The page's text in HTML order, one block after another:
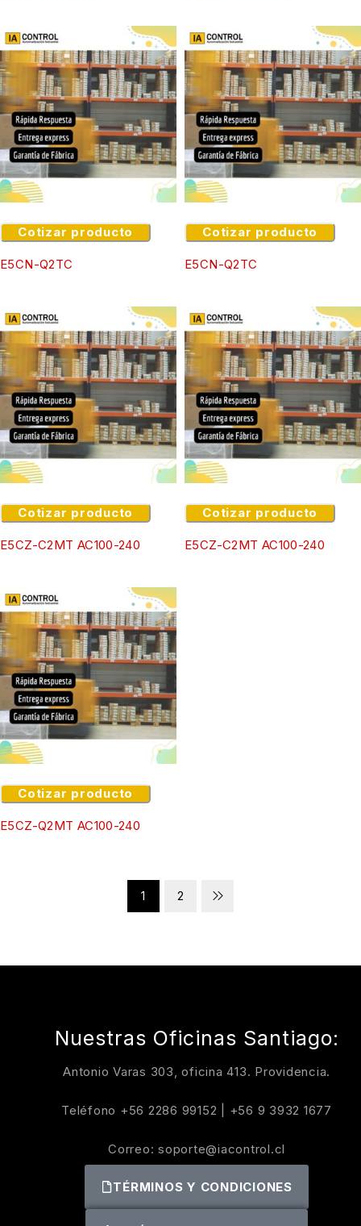
Cotizar producto
E5CN-Q2TC
Cotizar producto
E5CN-Q2TC
Cotizar producto
E5CZ-C2MT AC100-240
Cotizar producto
E5CZ-C2MT AC100-240
Cotizar producto
E5CZ-Q2MT AC100-240
1 2
Nuestras Oficinas Santiago:
Antonio Varas 303, oficina 413. Providencia.
Teléfono +56 2286 99152 +56 9 3932 1677
Correo: soporte@iacontrol.cl
TÉRMINOS Y CONDICIONES